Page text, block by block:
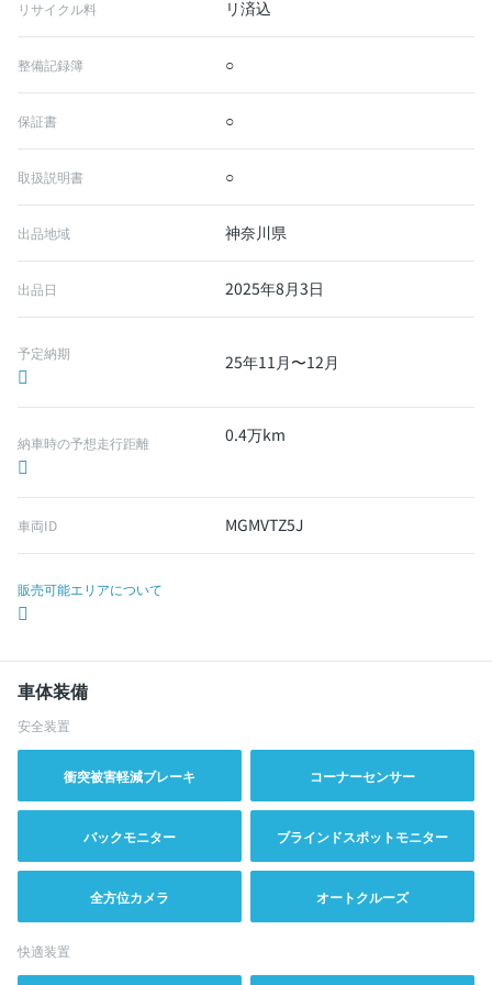
リサイクル料 リ済込
整備記録簿 ○
保証書 ○
取扱説明書 ○
出品地域 神奈川県
出品日 2025年8月3日
予定納期 25年11月〜12月
納車時の予想走行距離 0.4万km
車両ID MGMVTZ5J
販売可能エリアについて
車体装備
安全装置
衝突被害軽減ブレーキ コーナーセンサー
バックモニター ブラインドスポットモニター
全方位カメラ オートクルーズ
快適装置